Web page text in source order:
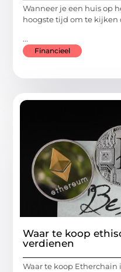
Wanneer je een huis op
hoogste tijd om te kijken
...
Financieel
Waar te koop
verdienen
Waar te koop Etherchain